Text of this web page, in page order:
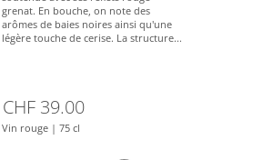
grenat. En bouche, on note des
arômes de baies noires ainsi qu'une
légère touche de cerise. La structure...
CHF 39.00
Vin rouge | 75 cl